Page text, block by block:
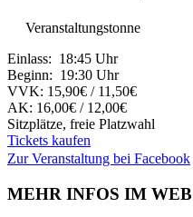
Veranstaltungstonne
Einlass: 18:45 Uhr
Beginn: 19:30 Uhr
VVK: 15,90€ / 11,50€
AK: 16,00€ / 12,00€
Sitzplätze, freie Platzwahl
Tickets kaufen
Zur Veranstaltung bei Facebook
MEHR INFOS IM WEB